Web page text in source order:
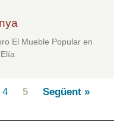
El Mueble Popular en
4 5 Següent »